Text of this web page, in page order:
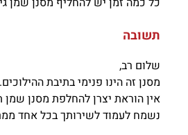
תשובה
שלום רב,
מסנן זה הינו פנימי בתיבת ההילוכים.
אין הוראת יצרן להחלפת מסנן
נשמח לעמוד לשירותך בכל אחד